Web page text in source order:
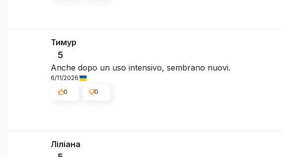
Тимур
5
Anche dopo un uso intensivo, sembrano nuovi.
6/11/2026
0
0
Ліліана